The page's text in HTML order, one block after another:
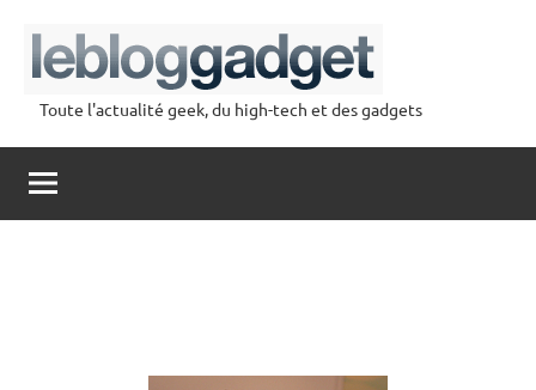
contenu
lebloggadget
Toute l'actualité geek, du high-tech et des gadgets